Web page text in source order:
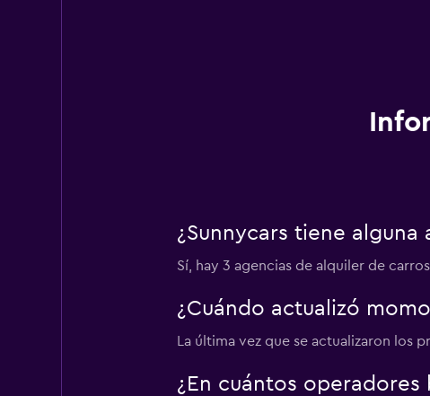
¿Sunnycars tiene
Sí, hay 3 agencias de alquiler de
¿Cuándo actualizó
La última vez que se actualizaron los
¿En cuántos